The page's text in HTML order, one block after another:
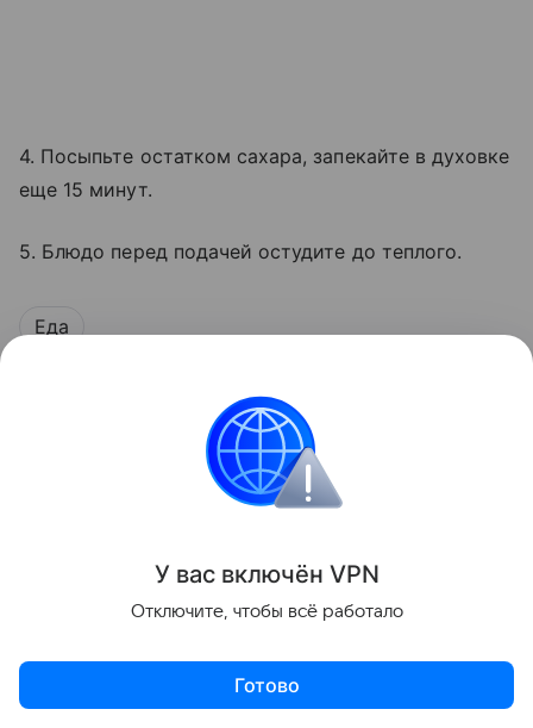
4. Посыпьте остатком сахара, запекайте в духовке
еще 15 минут.
5. Блюдо перед подачей остудите до теплого.
Еда
У вас включён VPN
Отключите, чтобы всё работало
Готово